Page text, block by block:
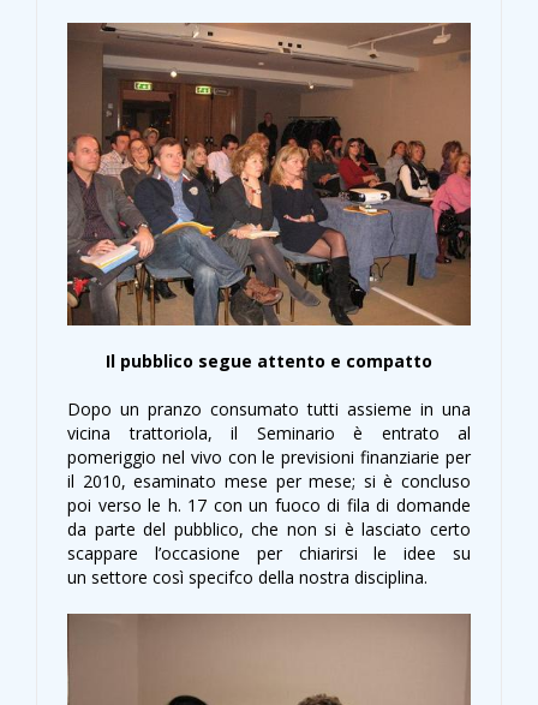
Il pubblico segue attento e compatto
Dopo un pranzo consumato tutti assieme in una
vicina trattoriola, il Seminario è entrato al
pomeriggio nel vivo con le previsioni finanziarie per
il 2010, esaminato mese per mese; si è concluso
poi verso le h. 17 con un fuoco di fila di domande
da parte del pubblico, che non si è lasciato certo
scappare l’occasione per chiarirsi le idee su
un settore così specifco della nostra disciplina.